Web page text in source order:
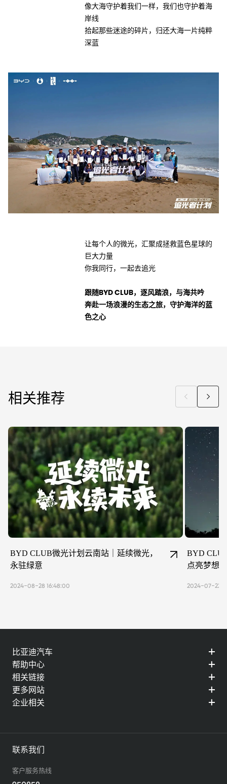
像大海守护着我们一样，我们也守护着海
岸线
拾起那些迷途的碎片，归还大海一片纯粹
深蓝
让每个人的微光，汇聚成拯救蓝色星球的
巨大力量
你我同行，一起去追光
跟随BYD CLUB，逐风踏浪，与海共吟
奔赴一场浪漫的生态之旅，守护海洋的蓝
色之心
相关推荐
BYD CLUB微光计划云南站｜延续微光，
永驻绿意
2024-08-28 16:48:00
BYD
点亮梦想
2024-07-22
比亚迪汽车
帮助中心
相关链接
更多网站
企业相关
联系我们
客户服务热线